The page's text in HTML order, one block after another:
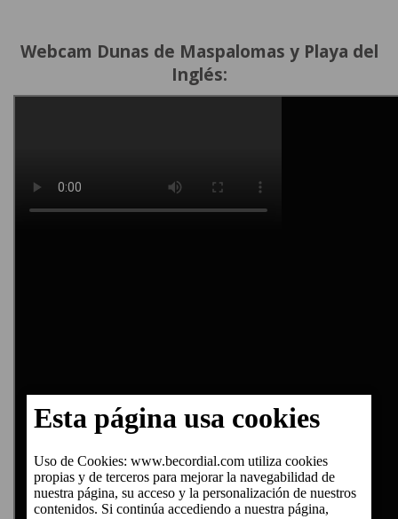
Webcam Dunas de Maspalomas y Playa del
Inglés: